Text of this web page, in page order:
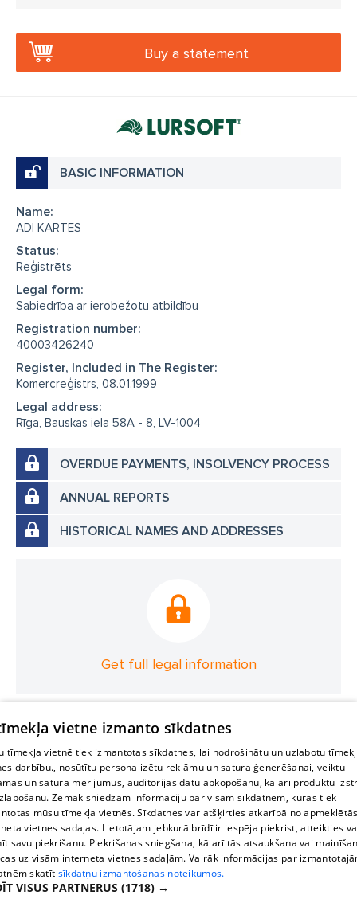
Buy a statement
BASIC INFORMATION
Name:
ADI KARTES
Status:
Reģistrēts
Legal form:
Sabiedrība ar ierobežotu atbildību
Registration number:
40003426240
Register, Included in The Register:
Komercreģistrs, 08.01.1999
Legal address:
Rīga, Bauskas iela 58A - 8, LV-1004
OVERDUE PAYMENTS, INSOLVENCY PROCESS
ANNUAL REPORTS
HISTORICAL NAMES AND ADDRESSES
Get full legal information
vietne izmanto sīkdatnes
tīmekļa vietnē tiek izmantotas sīkdatnes, lai nodrošinātu un uzlabotu
darbību., nosūtītu personalizētu reklāmu un satura ģenerēšanai, veiktu
un satura mērījumus, auditorijas datu apkopošanu, kā arī produktu
Zemāk sniedzam informāciju par visām sīkdatnēm, kuras tiek
mūsu tīmekļa vietnēs. Sīkdatnes var atšķirties atkarībā no
vietnes sadaļas. Lietotājam jebkurā brīdī ir iespēja piekrist, atteikties
savu piekrišanu. Piekrišanas sniegšana, kā arī tās atsaukšana vai
uz visām interneta vietnes sadaļām. Vairāk informācijas par
skatīt sīkdatņu izmantošanas noteikumos.
VISUS PARTNERUS (1718) →